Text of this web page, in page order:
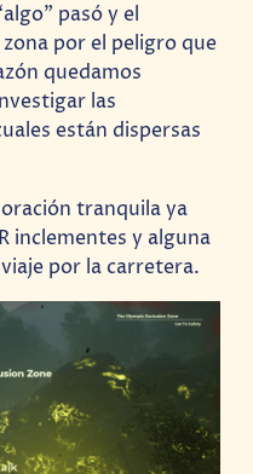
pasó y el
por el peligro que
quedamos
las
están dispersas
tranquila ya
inclementes y alguna
por la carretera.